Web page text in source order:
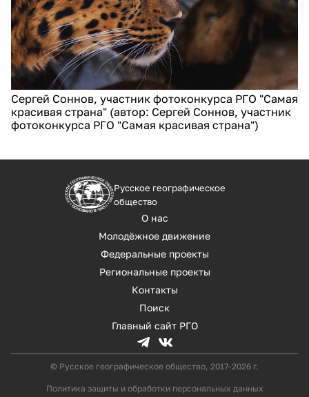
Сергей Соннов, участник фотоконкурса РГО "Самая
красивая страна" (автор: Сергей Соннов, участник
фотоконкурса РГО "Самая красивая страна")
Русское географическое
общество
О нас
Молодёжное движение
Федеральные проекты
Региональные проекты
Контакты
Поиск
Главный сайт РГО
© Русское географическое общество, 2017-2026 г.
Политика защиты и обработки персональных данных